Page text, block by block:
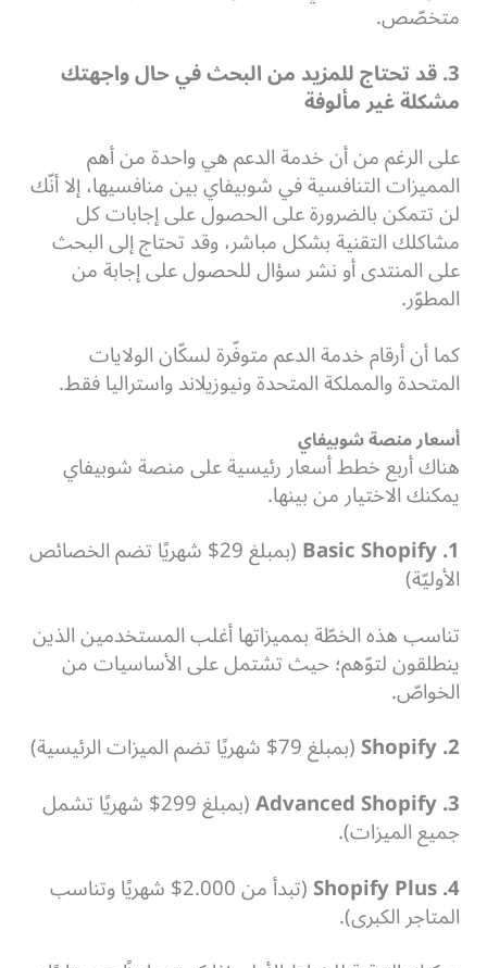
متخصّص.
3. قد تحتاج للمزيد من البحث في حال واجهتك
مشكلة غير مألوفة
على الرغم من أن خدمة الدعم هي واحدة من أهم
المميزات التنافسية في شوبيفاي بين منافسيها، إلا أنّك
لن تتمكن بالضرورة على الحصول على إجابات كل
مشاكلك التقنية بشكل مباشر، وقد تحتاج إلى البحث
على المنتدى أو نشر سؤال للحصول على إجابة من
المطوّر.
كما أن أرقام خدمة الدعم متوفّرة لسكّان الولايات
المتحدة والمملكة المتحدة ونيوزيلاند واستراليا فقط.
أسعار منصة شوبيفاي
هناك أربع خطط أسعار رئيسية على منصة شوبيفاي
يمكنك الاختيار من بينها.
1. Basic Shopify
( بمبلغ 29$ شهريًا تضم الخصائص
الأوليّة)
تناسب هذه الخطّة بمميزاتها أغلب المستخدمين الذين
ينطلقون لتوّهم؛ حيث تشتمل على الأساسيات من
الخواصّ.
2. Shopify
(بمبلغ 79$ شهريًا تضم الميزات الرئيسية)
Advanced Shopify .3
(بمبلغ 299$ شهريًا تشمل
جميع الميزات).
Shopify Plus .4
(تبدأ من 2.000$ شهريًا وتناسب
المتاجر الكبرى).